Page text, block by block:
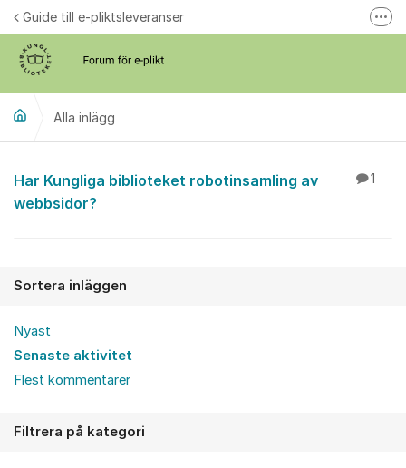
Hoppa till innehåll
Guide till e-pliktsleveranser
Alla inlägg
Alla inlägg
Har Kungliga biblioteket robotinsamling av
webbsidor?
1
Sortera inläggen
Nyast
Senaste aktivitet
Flest kommentarer
Filtrera på kategori